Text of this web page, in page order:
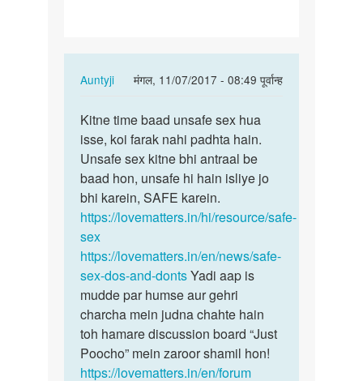
Auntyji
मंगल, 11/07/2017 - 08:49 पूर्वान्ह
In
to
Ek
larki
ko
alag
alag
by
Dimpy
Kitne
time
baad
unsafe
sex…
Kitne time baad unsafe sex hua
isse, koi farak nahi padhta hain.
Unsafe sex kitne bhi antraal be
baad hon, unsafe hi hain isliye jo
bhi karein, SAFE karein.
https://lovematters.in/hi/resource/safe-
sex
https://lovematters.in/en/news/safe-
sex-dos-and-dontsYadi aap is
mudde par humse aur gehri
charcha mein judna chahte hain
toh hamare discussion board “Just
Poocho” mein zaroor shamil hon!
https://lovematters.in/en/forum